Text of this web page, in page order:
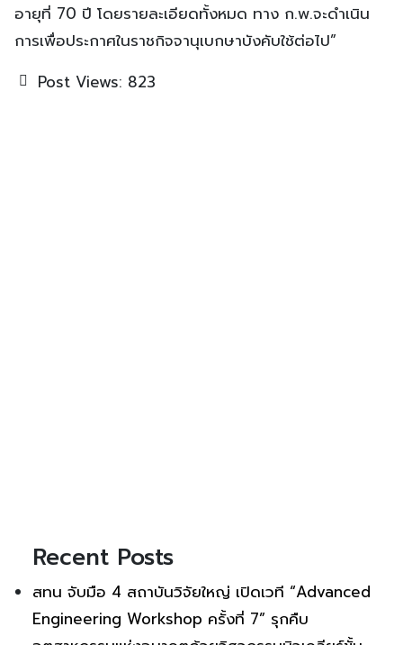
อายุที่ 70 ปี โดยรายละเอียดทั้งหมด ทาง ก.พ.จะดำเนิน
การเพื่อประกาศในราชกิจจานุเบกษาบังคับใช้ต่อไป”
Post Views: 823
Recent Posts
สทน จับมือ 4 สถาบันวิจัยใหญ่ เปิดเวที “Advanced
Engineering Workshop ครั้งที่ 7” รุกคืบ